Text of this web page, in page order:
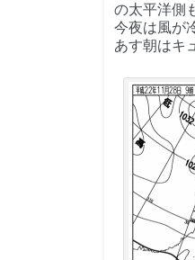
の太平洋側
今夜は風が
あす朝はキ